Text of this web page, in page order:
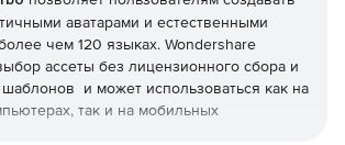
аватарами и естественными
чем 120 языках. Wondershare
ассеты без лицензионного сбора и
и может использоваться как на
так и на мобильных